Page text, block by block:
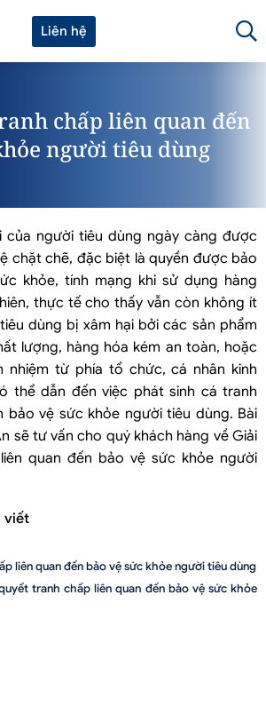
Liên hệ
chấp liên quan đến
người tiêu dùng
của người tiêu dùng ngày càng được
chặt chẽ, đặc biệt là quyền được bảo
khỏe, tính mạng khi sử dụng hàng
thực tế cho thấy vẫn còn không ít
dùng bị xâm hại bởi các sản phẩm
lượng, hàng hóa kém an toàn, hoặc
nhiệm từ phía tổ chức, cá nhân kinh
thể dẫn đến việc phát sinh cá tranh
bảo vệ sức khỏe người tiêu dùng. Bài
sẽ tư vấn cho quý khách hàng về Giải
quan đến bảo vệ sức khỏe người
viết
liên quan đến bảo vệ sức khỏe người tiêu dùng
tranh chấp liên quan đến bảo vệ sức khỏe